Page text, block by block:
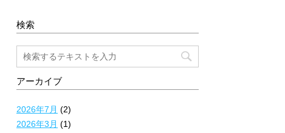
検索
アーカイブ
2026年7月 (2)
2026年3月 (1)